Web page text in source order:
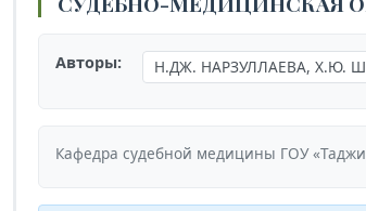
Авторы: Н.ДЖ. НАРЗУЛЛАЕВА, Х.Ю.
Кафедра судебной медицины ГОУ